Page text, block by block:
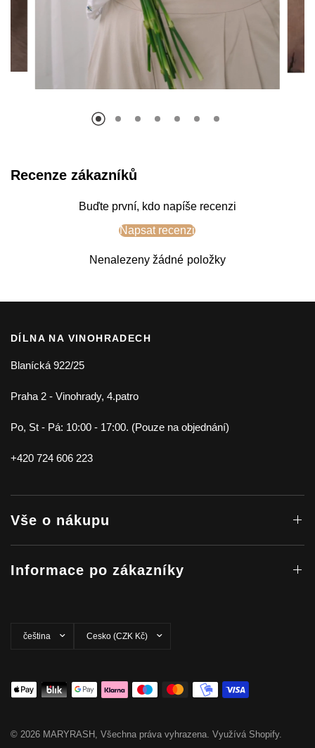
Recenze zákazníků
Buďte první, kdo napíše recenzi
Napsat recenzi
Nenalezeny žádné položky
DÍLNA NA VINOHRADECH
Blanícká 922/25
Praha 2 - Vinohrady, 4.patro
Po, St - Pá: 10:00 - 17:00. (Pouze na objednání)
+420 724 606 223
Vše o nákupu
Informace po zákazníky
zemi/oblast
© 2026 MARYRASH, Všechna práva vyhrazena. Využívá Shopify.